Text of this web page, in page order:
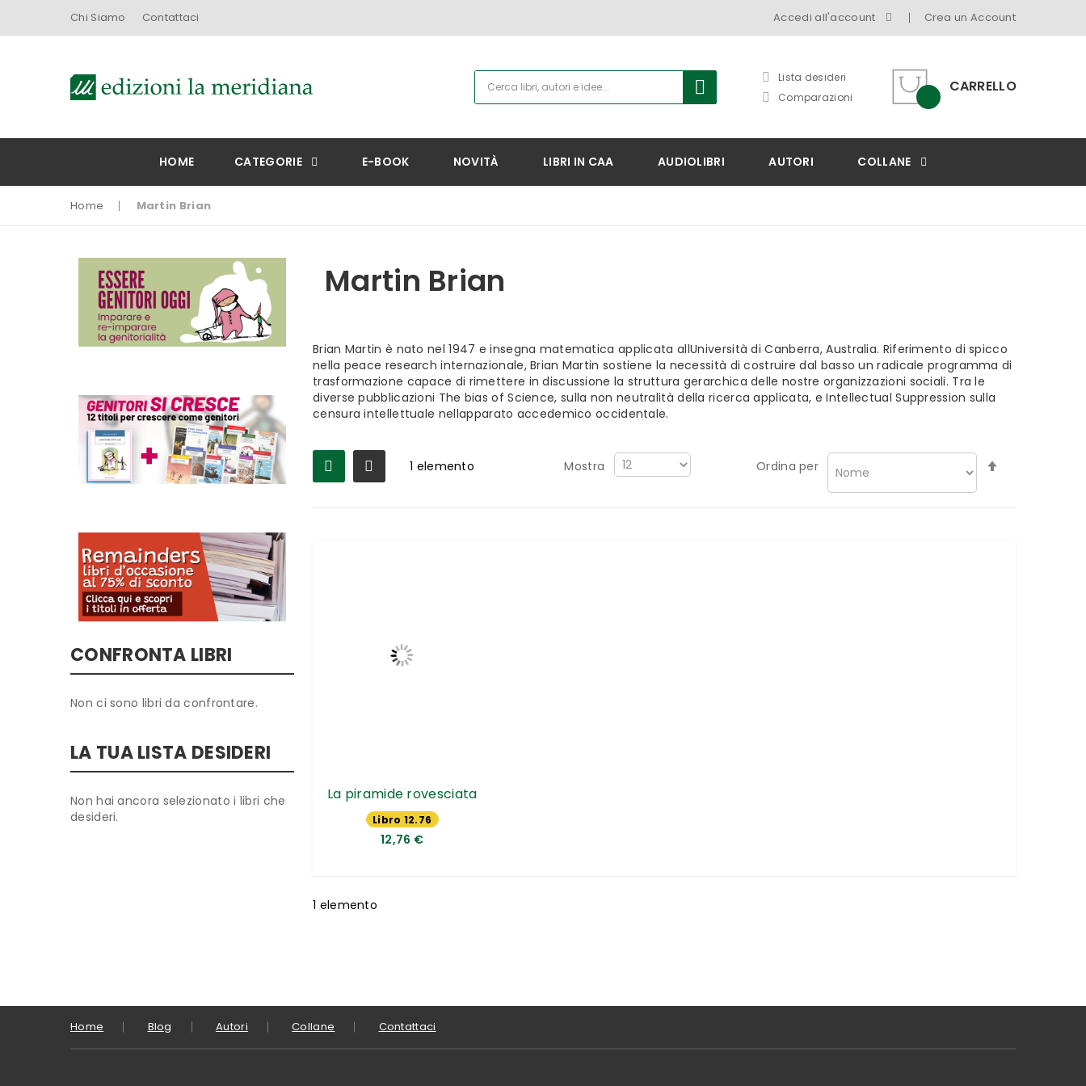
Chi Siamo Contattaci Accedi all'account Crea un Account
CARRELLO
Lista desideri
Comparazioni
HOME CATEGORIE E-BOOK NOVITÀ LIBRI IN CAA AUDIOLIBRI AUTORI COLLANE
Home Martin Brian
Martin Brian
Brian Martin è nato nel 1947 e insegna matematica applicata allUniversità di Canberra, Australia. Riferimento di spicco
nella peace research internazionale, Brian Martin sostiene la necessità di costruire dal basso un radicale programma di
trasformazione capace di rimettere in discussione la struttura gerarchica delle nostre organizzazioni sociali. Tra le
diverse pubblicazioni The bias of Science, sulla non neutralità della ricerca applicata, eIntellectual Suppression sulla
censura intellettuale nellapparato accedemico occidentale.
1 elemento Mostra Ordina per
La piramide rovesciata
Libro 12.76
€
12,76 €
1 elemento
CONFRONTA LIBRI
Non ci sono libri da confrontare.
LA TUA LISTA DESIDERI
Non hai ancora selezionato i libri che
desideri.
Home Blog Autori Collane Contattaci